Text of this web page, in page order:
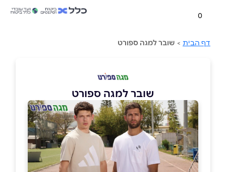
0
דף הבית > שובר למגה ספורט
שובר למגה ספורט